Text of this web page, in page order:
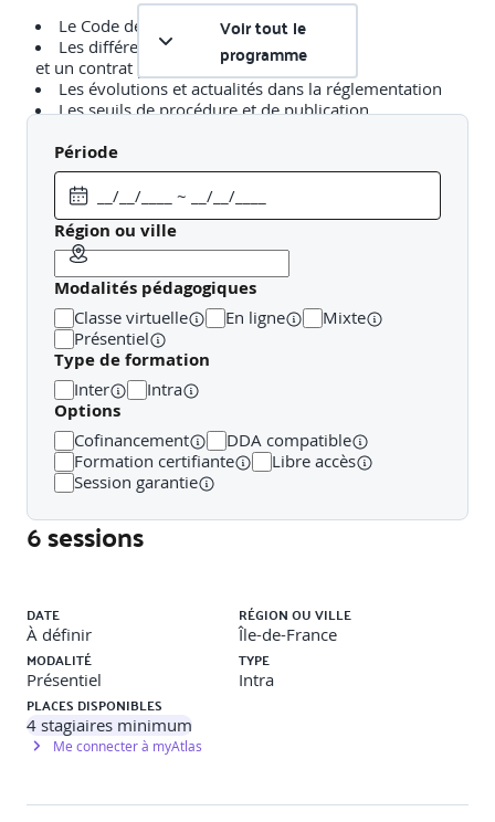
Le Code de la Commande Publique
Les différences entre un contrat privé
et un contrat public
Les évolutions et actualités dans la réglementation
Les seuils de procédure et de publication
en concurrence
Rechercher et sélectionner les appels d'offres
Rechercher et sélectionner les appels d'offres
Les supports de publication
Construire une veille efficace
Etude de cas fil rouge
Analyser les avis d'appel public à la concurrence
Décrypter les informations indiquées dans l'avis
Récupérer le dossier de consultation
modalités administratives
modalités de réponse
Etude de cas fil rouge
Voir tout le
programme
Période
Région ou ville
Modalités pédagogiques
Classe virtuelle En ligne
Mixte
Présentiel
Type de formation
Inter Intra
Options
Cofinancement
DDA compatible
Formation certifiante
Libre accès
Session garantie
6 sessions
DATE
À définir
RÉGION OU VILLE
Île-de-France
MODALITÉ
Présentiel
TYPE
Intra
PLACES DISPONIBLES
4 stagiaires minimum
Me connecter à myAtlas